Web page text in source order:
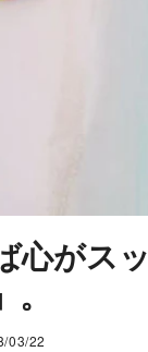
心がス
03/22